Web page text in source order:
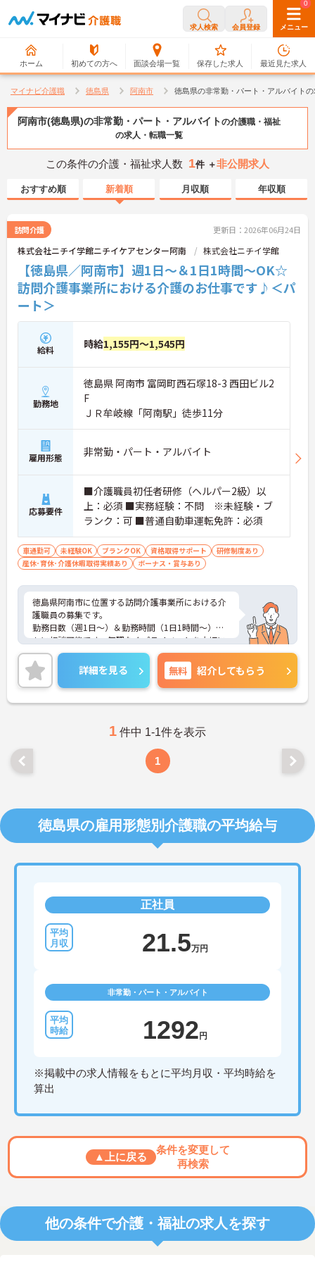
求人検索 会員登録 メニュー
ホーム 初めての方へ 面談会場一覧
0
保存した求人
0
最近見た求人
マイナビ介護職 徳島県 阿南市 徳島県の非常勤・パート・アルバイト
阿南市(徳島県)の非常勤・パート・アルバイトの介護職・福祉
の求人・転職一覧
この条件の介護・福祉求人数 1件 ＋非公開求人
おすすめ順 新着順 月収順 年収順
訪問介護 更新日：2026年06月24日
株式会社ニチイ学館ニチイケアセンター阿南 株式会社ニチイ学館
【徳島県／阿南市】週1日～＆1日1時間～OK☆
訪問介護事業所における介護のお仕事です♪＜パ
ート＞
給料 時給1,155円～1,545円
勤務地
徳島県 阿南市 富岡町西石塚18-3 西田ビル2
F
ＪＲ牟岐線「阿南駅」徒歩11分
雇用形態 非常勤・パート・アルバイト
応募要件
■介護職員初任者研修（ヘルパー2級）以
上：必須 ■実務経験：不問 ※未経験・ブ
ランク：可 ■普通自動車運転免許：必須
車通勤可 未経験OK ブランクOK 資格取得サポート
研修制度あり
産休･育休･介護休暇取得実績あり
ボーナス・賞与あり
徳島県阿南市に位置する訪問介護事業所における介
護職員の募集です。
勤務日数（週1日～）＆勤務時間（1日1時間～）と
もに相談可能です。無理なくプライベートを大切に
しながらご勤務いただけます。また、育児休業・介
護休業・看護休暇の取得実績があり、ライフステー
ジが変化しても働ける職場環境です。
ご興味のある方には、面接対策ポイントなど、さら
に詳細をご案内しますのでお気軽にご相談くださ
詳細を見る 無料 紹介してもらう
1 件中 1-1件を表示
1
徳島県の雇用形態別介護職の平均給与
正社員
21.5万円
非常勤・パート・アルバイト
1292 円
※掲載中の求人情報をもとに平均月収・平均時給を
算出
▲上に戻る
条件を変更して
再検索
他の条件で介護・福祉の求人を探す